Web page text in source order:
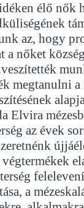
élő nők
az, hogy
a nőket
megtanulni a
Elvira
az évek
a